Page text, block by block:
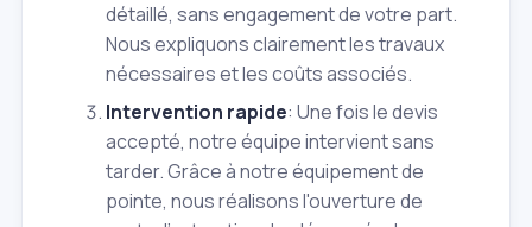
détaillé, sans engagement de votre part.
Nous expliquons clairement les travaux
nécessaires et les coûts associés.
Intervention rapide: Une fois le devis
accepté, notre équipe intervient sans
tarder. Grâce à notre équipement de
pointe, nous réalisons l'ouverture de